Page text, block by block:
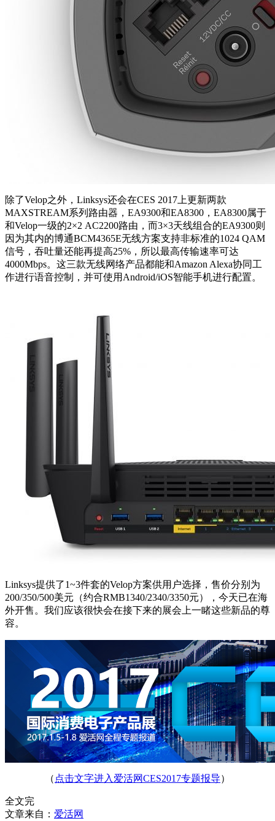
除了Velop之外，Linksys还会在CES 2017上更新两款
MAXSTREAM系列路由器，EA9300和EA8300，EA8300属于
和Velop一级的2×2 AC2200路由，而3×3天线组合的EA9300则
因为其内的博通BCM4365E无线方案支持非标准的1024 QAM
信号，吞吐量还能再提高25%，所以最高传输速率可达
4000Mbps。这三款无线网络产品都能和Amazon Alexa协同工
作进行语音控制，并可使用Android/iOS智能手机进行配置。
Linksys提供了1~3件套的Velop方案供用户选择，售价分别为
200/350/500美元（约合RMB1340/2340/3350元），今天已在海
外开售。我们应该很快会在接下来的展会上一睹这些新品的尊
容。
（ 点击文字进入爱活网CES2017专题报导）
全文完
文章来自： 爱活网